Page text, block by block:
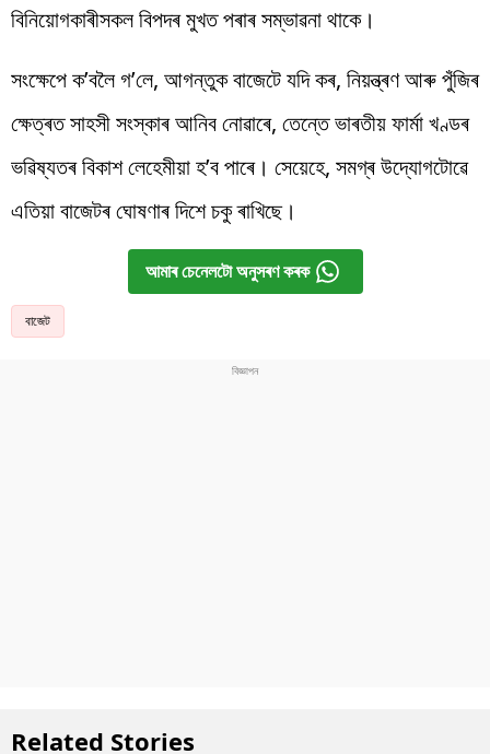
বিনিয়োগকাৰীসকল বিপদৰ মুখত পৰাৰ সম্ভাৱনা থাকে।
সংক্ষেপে ক’বলৈ গ’লে, আগন্তুক বাজেটে যদি কৰ, নিয়ন্ত্ৰণ আৰু পুঁজিৰ
ক্ষেত্ৰত সাহসী সংস্কাৰ আনিব নোৱাৰে, তেন্তে ভাৰতীয় ফাৰ্মা খণ্ডৰ
ভৱিষ্যতৰ বিকাশ লেহেমীয়া হ’ব পাৰে। সেয়েহে, সমগ্ৰ উদ্যোগটোৱে
এতিয়া বাজেটৰ ঘোষণাৰ দিশে চকু ৰাখিছে।
আমাৰ চেনেলটো অনুসৰণ কৰক
বাজেট
Related Stories